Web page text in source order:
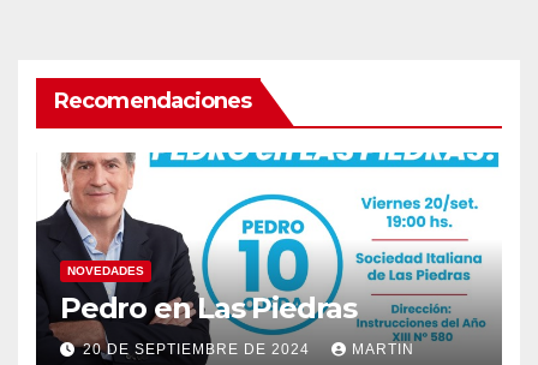
Recomendaciones
NOVEDADES
Pedro en Las Piedras
20 DE SEPTIEMBRE DE 2024 MARTIN